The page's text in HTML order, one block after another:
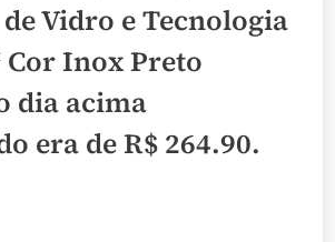
Vidro e Tecnologia
Inox Preto
dia acima
era deR$ 264.90.